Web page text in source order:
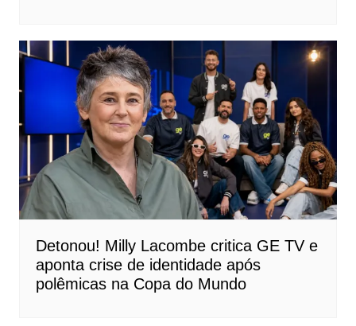
Detonou! Milly Lacombe critica GE TV e
aponta crise de identidade após
polêmicas na Copa do Mundo